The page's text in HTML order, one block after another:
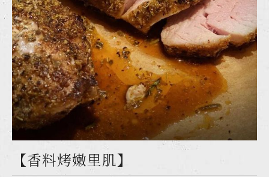
【香料烤嫩里肌】